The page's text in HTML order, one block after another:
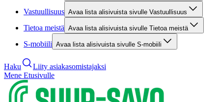
Vastuullisuus Avaa lista alisivuista sivulle Vastuullisuus
Tietoa meistä Avaa lista alisivuista sivulle Tietoa meistä
S-mobiili Avaa lista alisivuista sivulle S-mobiili
Haku
Liity asiakasomistajaksi
Mene Etusivulle